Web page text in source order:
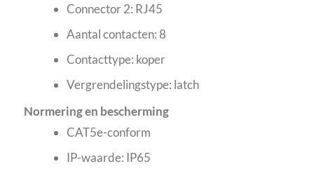
Connector 2: RJ45
Aantal contacten: 8
Contacttype: koper
Vergrendelingstype: latch
Normering en bescherming
CAT5e-conform
IP-waarde: IP65